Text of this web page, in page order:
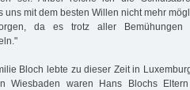
uns mit dem besten Willen nicht mehr
da es trotz aller Bemühungen
Bloch lebte zu dieser Zeit in
Wiesbaden waren Hans Blochs